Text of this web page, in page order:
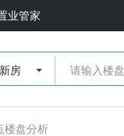
业管家
房
楼盘分析